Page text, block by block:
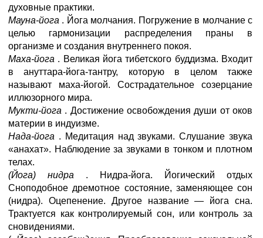
духовные практики.
Мауна-йога . Йога молчания. Погружение в молчание с
целью гармонизации распределения праны в
организме и создания внутреннего покоя.
Маха-йога . Великая йога тибетского буддизма. Входит
в ануттара-йога-тантру, которую в целом также
называют маха-йогой. Сострадательное созерцание
иллюзорного мира.
Мукти-йога . Достижение освобождения души от оков
материи в индуизме.
Нада-йога . Медитация над звуками. Слушание звука
«анахат». Наблюдение за звуками в тонком и плотном
телах.
(Йога) нидра . Нидра-йога. Йогический отдых
Сноподобное дремотное состояние, заменяющее сон
(нидра). Оцепенение. Другое название — йога сна.
Трактуется как контролируемый сон, или контроль за
сновидениями.